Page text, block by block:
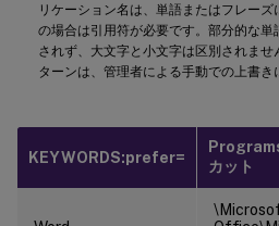
リケーション名は、単語またはフレー
の場合は引用符が必要です。部分的な
されず、大文字と小文字は区別されま
ターンは、管理者による手動での上書き
KEYWORDS:prefer=
カット